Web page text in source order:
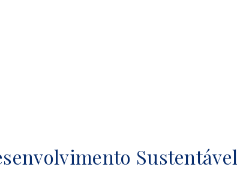
Sustentável